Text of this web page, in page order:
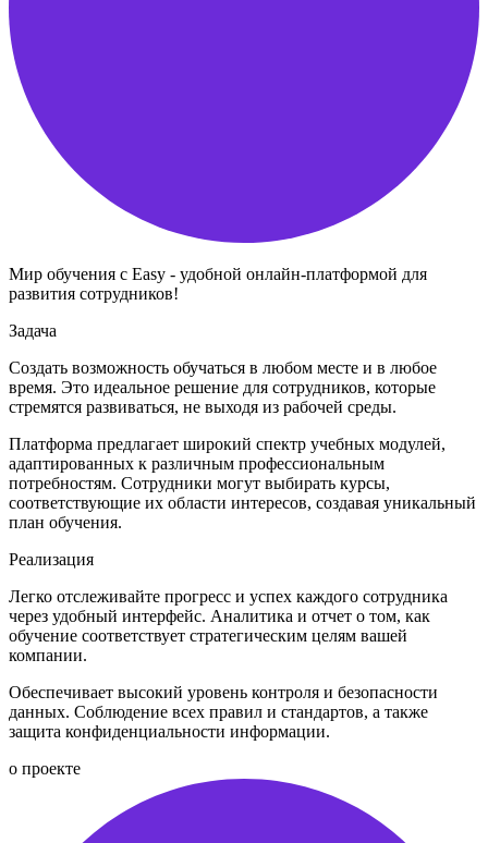
Мир обучения с Easy - удобной онлайн-платформой для
развития сотрудников!
Задача
Создать возможность обучаться в любом месте и в любое
время. Это идеальное решение для сотрудников, которые
стремятся развиваться, не выходя из рабочей среды.
Платформа предлагает широкий спектр учебных модулей,
адаптированных к различным профессиональным
потребностям. Сотрудники могут выбирать курсы,
соответствующие их области интересов, создавая уникальный
план обучения.
Реализация
Легко отслеживайте прогресс и успех каждого сотрудника
через удобный интерфейс. Аналитика и отчет о том, как
обучение соответствует стратегическим целям вашей
компании.
Обеспечивает высокий уровень контроля и безопасности
данных. Соблюдение всех правил и стандартов, а также
защита конфиденциальности информации.
о проекте